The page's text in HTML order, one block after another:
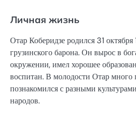
Личная жизнь
Отар Коберидзе родился 31
грузинского барона. Он вырос в
окружении, имел хорошее
воспитан. В молодости Отар много
познакомился с разными
народов.